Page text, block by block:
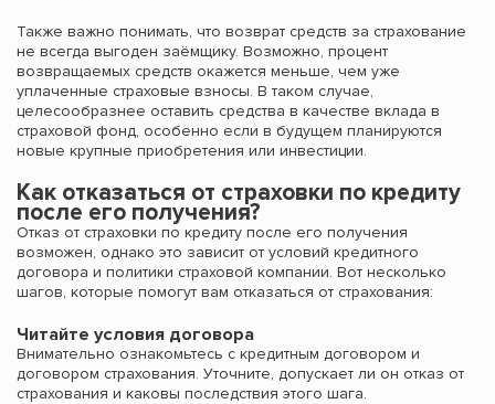
Также важно понимать, что возврат средств за страхование
не всегда выгоден заёмщику. Возможно, процент
возвращаемых средств окажется меньше, чем уже
уплаченные страховые взносы. В таком случае,
целесообразнее оставить средства в качестве вклада в
страховой фонд, особенно если в будущем планируются
новые крупные приобретения или инвестиции.
Как отказаться от страховки по кредиту
после его получения?
Отказ от страховки по кредиту после его получения
возможен, однако это зависит от условий кредитного
договора и политики страховой компании. Вот несколько
шагов, которые помогут вам отказаться от страхования:
Читайте условия договора
Внимательно ознакомьтесь с кредитным договором и
договором страхования. Уточните, допускает ли он отказ от
страхования и каковы последствия этого шага.